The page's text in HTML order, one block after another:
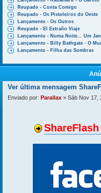
Reupado - Conta Comigo
Reupado - Os Pistoleiros do Oeste
Lançamento - Os Outros
Reupado - El Extraño Viaje
Lançamento - Numa Noite... Um
Lançamento - Billy Bathgate - O
Lançamento - Filha das Sombras
Ver última mensagem
Enviado por: Parallax » Sáb Nov 17,